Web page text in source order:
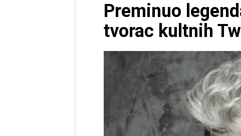
Preminuo
tvorac kultnih